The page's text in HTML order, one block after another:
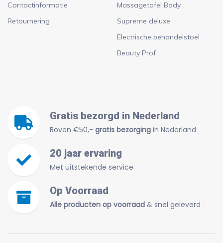
Contactinformatie
Retournering
Massagetafel Body
Supreme deluxe
Electrische behandelstoel
Beauty Prof
Gratis bezorgd in Nederland
Boven €50,- gratis bezorging in Nederland
20 jaar ervaring
Met uitstekende service
Op Voorraad
Alle producten op voorraad & snel geleverd